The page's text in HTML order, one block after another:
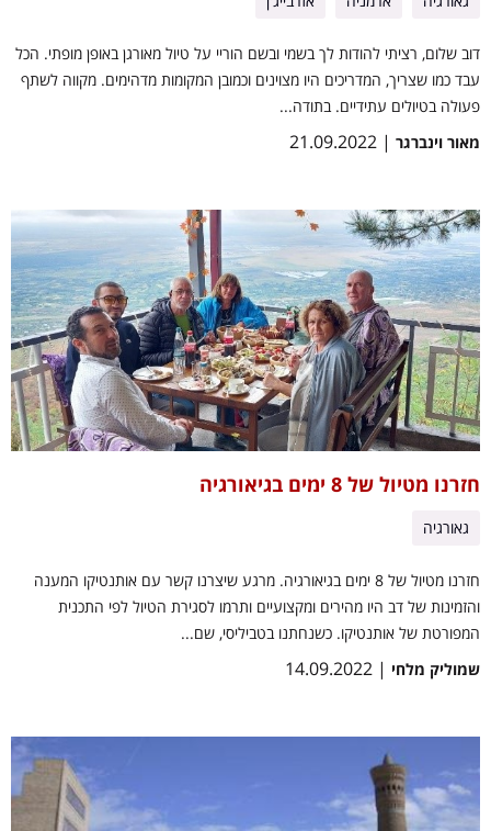
דוב שלום, רציתי להודות לך בשמי ובשם הוריי על טיול מאורגן באופן מופתי. הכל
עבד כמו שצריך, המדריכים היו מצוינים וכמובן המקומות מדהימים. מקווה לשתף
פעולה בטיולים עתידיים. בתודה...
מאור וינברגר | 21.09.2022
חזרנו מטיול של 8 ימים בגיאורגיה
גאורגיה
חזרנו מטיול של 8 ימים בגיאורגיה. מרגע שיצרנו קשר עם אותנטיקו המענה
והזמינות של דב היו מהירים ומקצועיים ותרמו לסגירת הטיול לפי התכנית
המפורטת של אותנטיקו. כשנחתנו בטביליסי, שם...
שמוליק מלחי | 14.09.2022